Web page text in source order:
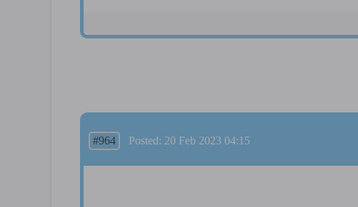
#964 Posted: 20 Feb 2023 04:15